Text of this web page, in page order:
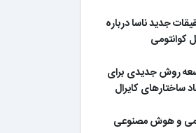
جدید ناسا درباره
کوانتومی
روش جدیدی برای
ساختارهای کایرال
و هوش مصنوعی